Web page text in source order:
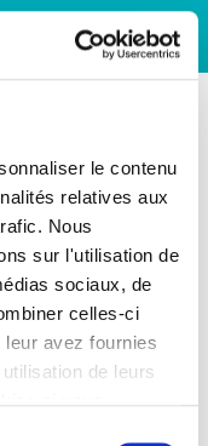
le contenu
relatives aux
Nous
sur l'utilisation de
sociaux, de
celles-ci
avez fournies
de leurs